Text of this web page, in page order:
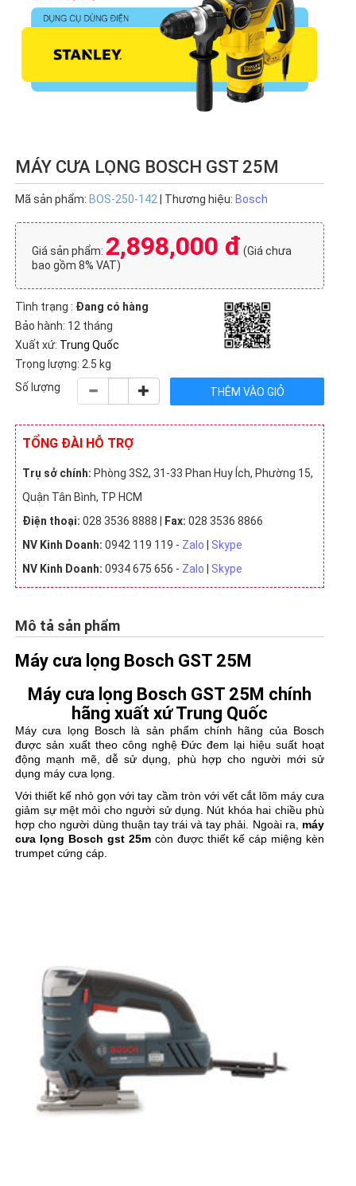
GIÁ BÁN
100,000
-
500,000
- 1 triệu
1 triệu -
2 triệu
VNĐ
(26)
2 triệu -
5 triệu
VNĐ
MÁY CƯA LỌNG BOSCH GST 25M
Mã sản phẩm:BOS-250-142 | Thương hiệu:Bosch
Giá sản phẩm: 2,898,000 đ (Giá chưa
bao gồm 8% VAT)
Tình trạng : Đang có hàng
Bảo hành: 12 tháng
Xuất xứ: Trung Quốc
Trọng lượng: 2.5 kg
Số lượng
TỔNG ĐÀI HỖ TRỢ
Trụ sở chính: Phòng 3S2, 31-33 Phan Huy Ích, Phường 15,
Quận Tân Bình, TP HCM
Điện thoại: 028 3536 8888 | Fax: 028 3536 8866
NV Kinh Doanh: 0942 119 119 - Zalo
Skype
NV Kinh Doanh: 0934 675 656 - Zalo Skype
Mô tả sản phẩm
Máy cưa lọng Bosch GST 25M
Máy cưa lọng Bosch GST 25M chính
hãng xuất xứ Trung Quốc
Máy cưa lọng Bosch là sản phẩm chính hãng của Bosch
được sản xuất theo công nghệ Đức đem lại hiệu suất hoạt
động mạnh mẽ, dễ sử dụng,
phù hợp cho người mới sử
dụng máy cưa lọng.
Với thiết kế nhỏ gọn với tay cầm tròn với vết cắt lõm máy cưa
giảm sự mệt mỏi cho người sử dụng. Nút khóa hai chiều phù
hợp cho người dùng thuận tay trái và tay phải. Ngoài ra,
máy
cưa lọng Bosch gst 25m còn được thiết kế cáp miệng kèn
trumpet cứng cáp.